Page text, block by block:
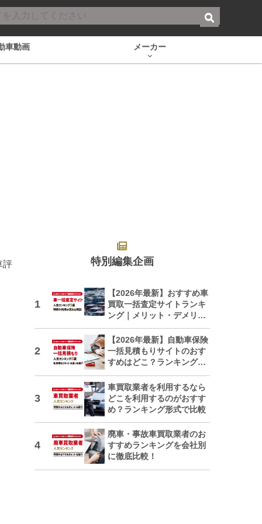
車動画 メーカー
評 特別編集企画
【2026年最新】おすすめ車
買取一括査定サイトランキ
ング｜メリット・デメリッ
トも解説
【2026年最新】自動車保険
一括見積もりサイトのおす
すめはどこ？ランキングで
車買取業者を利用するなら
どこを利用するのがおすす
め？ランキング形式で比較
廃車・事故車買取業者のお
すすめランキングを会社別
に徹底比較！